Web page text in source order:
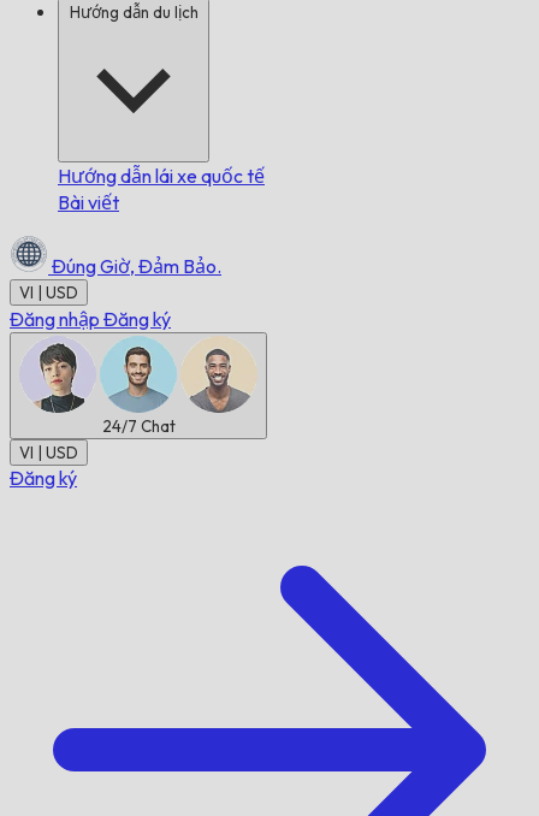
Hướng dẫn du lịch
Hướng dẫn lái xe quốc tế
Bài viết
Đúng Giờ, Đảm Bảo.
VI | USD
Đăng nhập Đăng ký
24/7 Chat
VI | USD
Đăng ký